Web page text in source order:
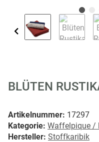
BLÜTEN
Artikelnummer: 17297
Kategorie: Waffelpique /
Hersteller: Stoffkaribik